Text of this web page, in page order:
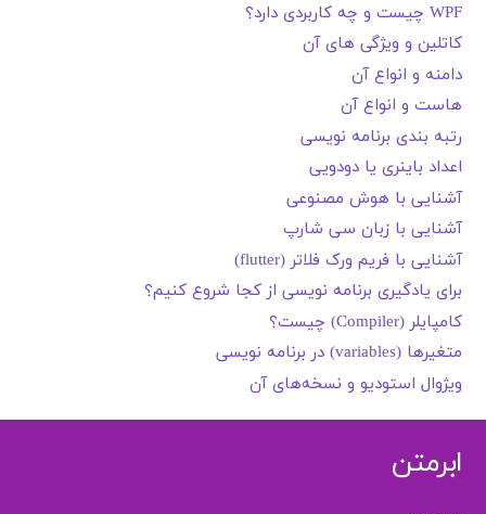
WPF چیست و چه کاربردی دارد؟
کاتلین و ویژگی های آن
دامنه و انواع آن
هاست و انواع آن
رتبه بندی برنامه نویسی
اعداد باینری یا دودویی
آشنایی با هوش مصنوعی
آشنایی با زبان سی شارپ
آشنایی با فریم ورک فلاتر (flutter)
برای یادگیری برنامه نویسی از کجا شروع کنیم؟
کامپایلر (Compiler) چیست؟
متغیرها (variables) در برنامه نویسی
ویژوال استودیو و نسخه‌های آن
ابرمتن